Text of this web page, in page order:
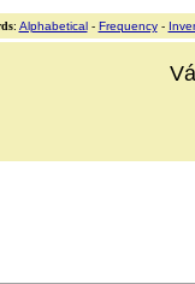
: Alphabetical- Frequency-